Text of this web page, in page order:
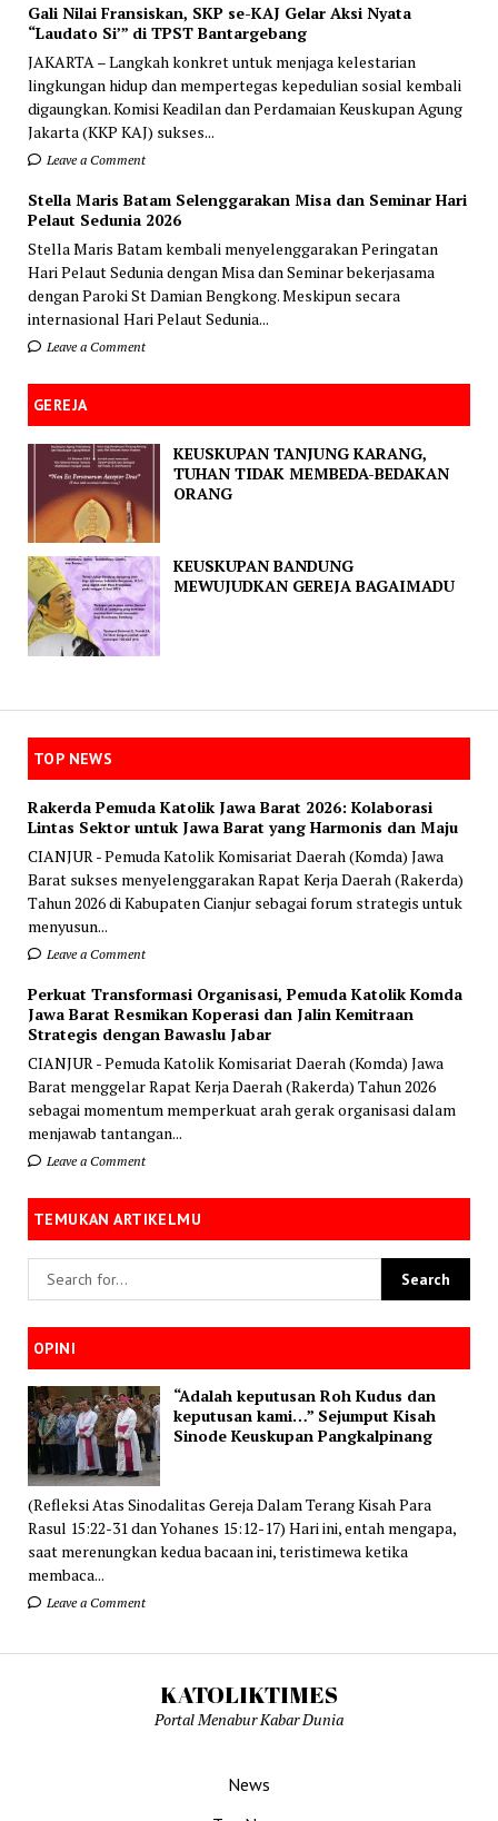
Gali Nilai Fransiskan, SKP se-KAJ Gelar Aksi Nyata
“Laudato Si’” di TPST Bantargebang
JAKARTA – Langkah konkret untuk menjaga kelestarian
lingkungan hidup dan mempertegas kepedulian sosial kembali
digaungkan. Komisi Keadilan dan Perdamaian Keuskupan Agung
Jakarta (KKP KAJ) sukses...
Leave a Comment
Stella Maris Batam Selenggarakan Misa dan Seminar Hari
Pelaut Sedunia 2026
Stella Maris Batam kembali menyelenggarakan Peringatan
Hari Pelaut Sedunia dengan Misa dan Seminar bekerjasama
dengan Paroki St Damian Bengkong. Meskipun secara
internasional Hari Pelaut Sedunia...
Leave a Comment
GEREJA
KEUSKUPAN TANJUNG KARANG,
TUHAN TIDAK MEMBEDA-BEDAKAN
ORANG
KEUSKUPAN BANDUNG
MEWUJUDKAN GEREJA BAGAIMADU
TOP NEWS
Rakerda Pemuda Katolik Jawa Barat 2026: Kolaborasi
Lintas Sektor untuk Jawa Barat yang Harmonis dan Maju
CIANJUR - Pemuda Katolik Komisariat Daerah (Komda) Jawa
Barat sukses menyelenggarakan Rapat Kerja Daerah (Rakerda)
Tahun 2026 di Kabupaten Cianjur sebagai forum strategis untuk
menyusun...
Leave a Comment
Perkuat Transformasi Organisasi, Pemuda Katolik Komda
Jawa Barat Resmikan Koperasi dan Jalin Kemitraan
Strategis dengan Bawaslu Jabar
CIANJUR - Pemuda Katolik Komisariat Daerah (Komda) Jawa
Barat menggelar Rapat Kerja Daerah (Rakerda) Tahun 2026
sebagai momentum memperkuat arah gerak organisasi dalam
menjawab tantangan...
Leave a Comment
TEMUKAN ARTIKELMU
OPINI
“Adalah keputusan Roh Kudus dan
keputusan kami…” Sejumput Kisah
Sinode Keuskupan Pangkalpinang
(Refleksi Atas Sinodalitas Gereja Dalam Terang Kisah Para
Rasul 15:22-31 dan Yohanes 15:12-17) Hari ini, entah mengapa,
saat merenungkan kedua bacaan ini, teristimewa ketika
membaca...
Leave a Comment
KATOLIKTIMES
Portal Menabur Kabar Dunia
News